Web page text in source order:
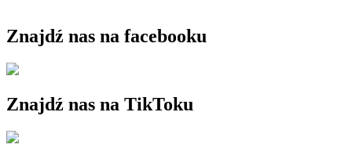
Znajdź nas na facebooku
Znajdź nas na TikToku